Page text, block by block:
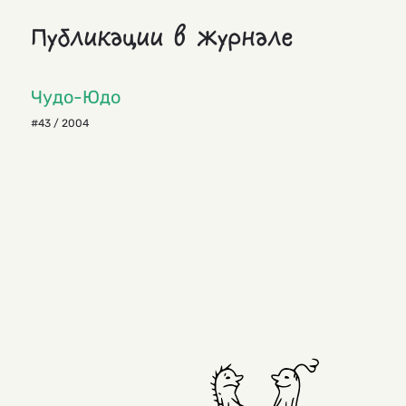
Публикации в журнале
Чудо-Юдо
#43 / 2004